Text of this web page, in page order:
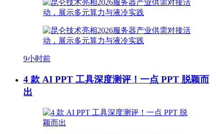
9小时前
4 款 AI PPT 工具深度测评！一点 PPT 脱颖而
出